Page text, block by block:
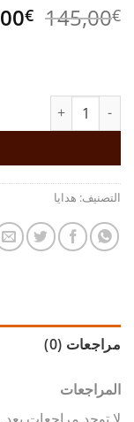
145,00€
€
كمية لوح شطرنج من
التصنيف: هدايا
مراجعات (0)
المراجعات